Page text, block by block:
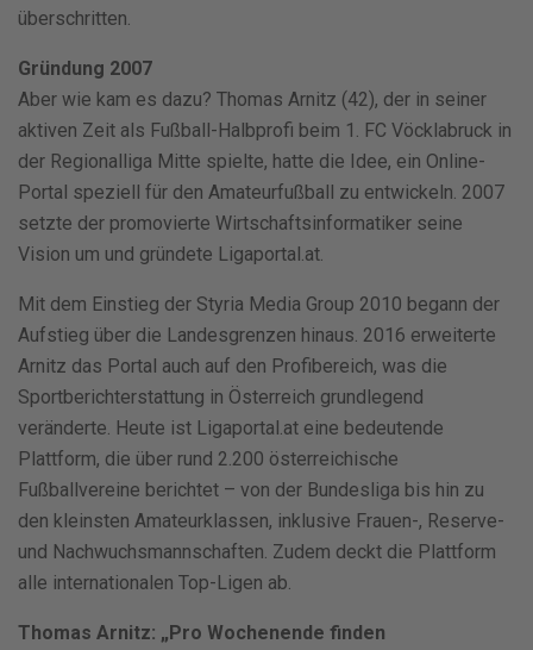
überschritten.
Gründung 2007
Aber wie kam es dazu? Thomas Arnitz (42), der in seiner
aktiven Zeit als Fußball-Halbprofi beim 1. FC Vöcklabruck in
der Regionalliga Mitte spielte, hatte die Idee, ein Online-
Portal speziell für den Amateurfußball zu entwickeln. 2007
setzte der promovierte Wirtschaftsinformatiker seine
Vision um und gründete Ligaportal.at.
Mit dem Einstieg der Styria Media Group 2010 begann der
Aufstieg über die Landesgrenzen hinaus. 2016 erweiterte
Arnitz das Portal auch auf den Profibereich, was die
Sportberichterstattung in Österreich grundlegend
veränderte. Heute ist Ligaportal.at eine bedeutende
Plattform, die über rund 2.200 österreichische
Fußballvereine berichtet – von der Bundesliga bis hin zu
den kleinsten Amateurklassen, inklusive Frauen-, Reserve-
und Nachwuchsmannschaften. Zudem deckt die Plattform
alle internationalen Top-Ligen ab.
Thomas Arnitz: „Pro Wochenende finden